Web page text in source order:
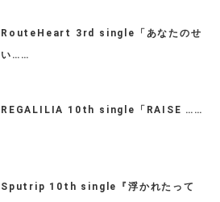
RouteHeart 3rd single「あなたのせ
い……
REGALILIA 10th single「RAISE ……
Sputrip 10th single『浮かれたって